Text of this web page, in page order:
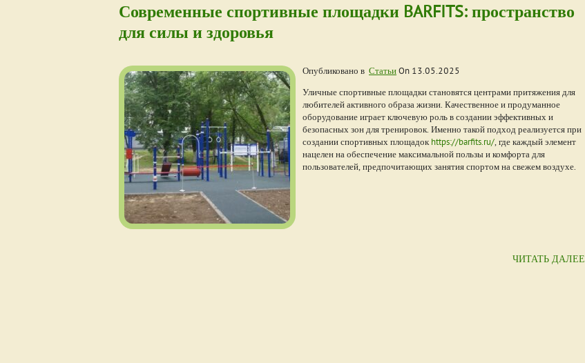
Современные спортивные площадки BARFITS: пространство
для силы и здоровья
Опубликовано в СтатьиOn 13.05.2025
Уличные спортивные площадки становятся центрами притяжения для
любителей активного образа жизни. Качественное и продуманное
оборудование играет ключевую роль в создании эффективных и
безопасных зон для тренировок. Именно такой подход реализуется при
создании спортивных площадок https://barfits.ru/ , где каждый элемент
нацелен на обеспечение максимальной пользы и комфорта для
пользователей, предпочитающих занятия спортом на свежем воздухе.
ЧИТАТЬ ДАЛЕЕ